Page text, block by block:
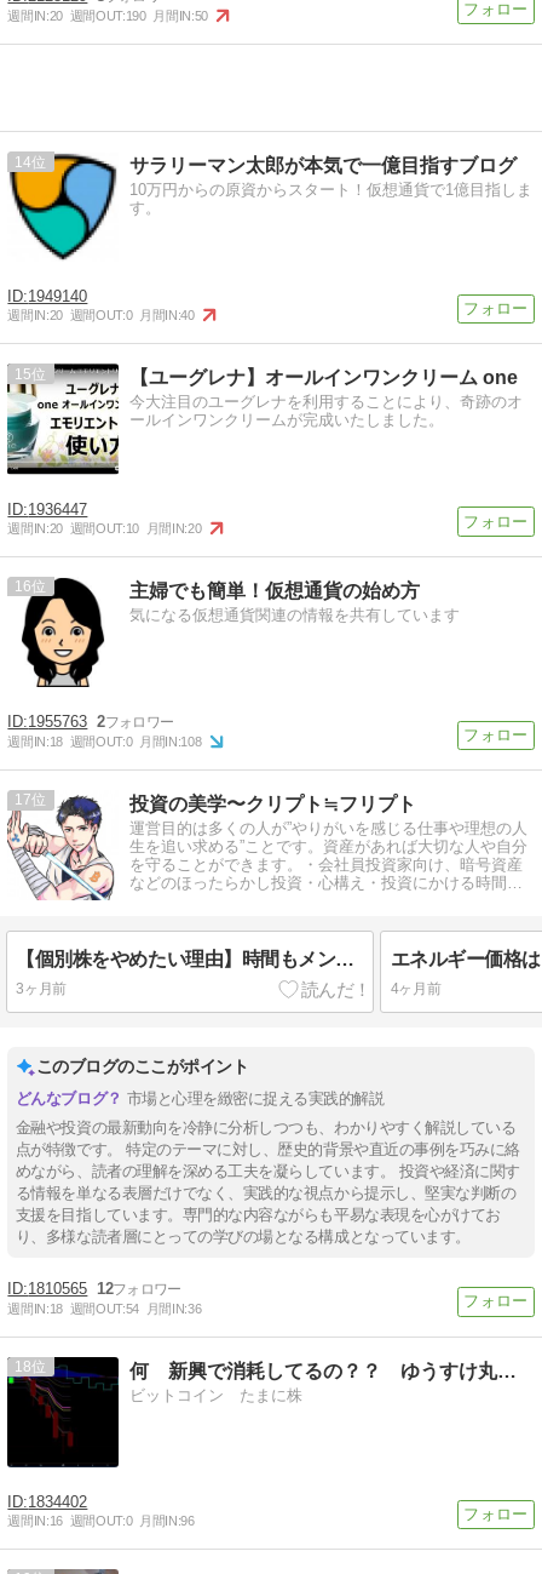
週間IN:20 週間OUT:190 月間IN:50
14 サラリーマン太郎が本気で一億目指すブログ
10万円からの原資からスタート！仮想通貨で1億目指しま
す。
1949140
週間IN:20 週間OUT:0 月間IN:40
15 【ユーグレナ】オールインワンクリーム one
今大注目のユーグレナを利用することにより、奇跡のオ
ールインワンクリームが完成いたしました。
1936447
週間IN:20 週間OUT:10 月間IN:20
16 主婦でも簡単！仮想通貨の始め方
気になる仮想通貨関連の情報を共有しています
1955763 2
週間IN:18 週間OUT:0 月間IN:108
17 投資の美学〜クリプト≒フリプト
運営目的は多くの人が”やりがいを感じる仕事や理想の人
生を追い求める”ことです。資産があれば大切な人や自分
を守ることができます。・会社員投資家向け、暗号資産
などのほったらかし投資・心構え・投資にかける時間を
【個別株をやめたい理由】時間もメンタルも奪われる投資スタイルから距離を置くまでの話
3ヶ月前 4ヶ月前
このブログのここがポイント
市場と心理を緻密に捉える実践的解説
金融や投資の最新動向を冷静に分析しつつも、わかりやすく解説している
点が特徴です。 特定のテーマに対し、歴史的背景や直近の事例を巧みに絡
めながら、読者の理解を深める工夫を凝らしています。 投資や経済に関す
る情報を単なる表層だけでなく、実践的な視点から提示し、堅実な判断の
支援を目指しています。専門的な内容ながらも平易な表現を心がけてお
り、多様な読者層にとっての学びの場となる構成となっています。
1810565 12
週間IN:18 週間OUT:54 月間IN:36
18 何 新興で消耗してるの？？ ゆうすけ丸の株トレ
ビットコイン たまに株
1834402
週間IN:16 週間OUT:0 月間IN:96